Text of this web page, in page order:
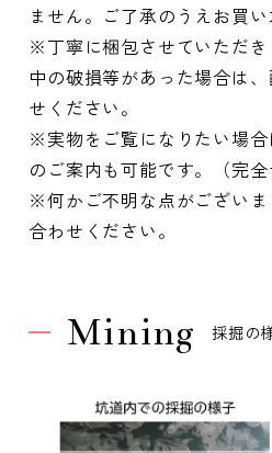
ません。ご了承のうえお買い
※丁寧に梱包させていただ
中の破損等があった場合は
せください。
※実物をご覧になりたい場
のご案内も可能です。（完全
※何かご不明な点がござい
合わせください。
Mining 採掘の